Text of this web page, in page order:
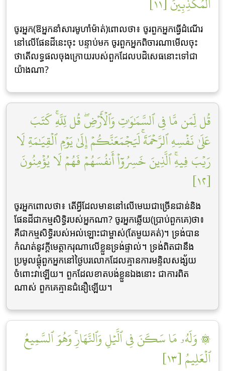
ចូរអ្នក(ឱអ្នកនាំសារមូហាំម៉ាត់)ពោលថា៖ ចូរពួកអ្នកធ្វើដំណើរ
នៅលើផែនដីនេះចុះ បន្ទាប់មក ចូរពួកអ្នកពិចារណាមើលចុះ
ថាតើលទ្ធផលចុងក្រោយរបស់ពួកដែលបដិសេធនោះទៅជា
យ៉ាងណា?
قُل لِّمَن مَّا فِي ٱلسَّمَٰوَٰتِ وَٱلۡأَرۡضِۖ قُل لِّلَّهِۚ كَتَبَ
عَلَىٰ نَفۡسِهِ ٱلرَّحۡمَةَۚ لَيَجۡمَعَنَّكُمۡ إِلَىٰ يَوۡمِ ٱلۡقِيَٰمَةِ لَا
رَيۡبَ فِيهِۚ ٱلَّذِينَ خَسِرُوٓاْ أَنفُسَهُمۡ فَهُمۡ لَا يُؤۡمِنُونَ
[١٢]
ចូរអ្នកពោលថា៖ តើអ្វីដែលមាននៅលើមេឃជាច្រើនជាន់និង
ផែនដីជាកម្មសិទ្ធិរបស់អ្នកណា? ចូរអ្នកឆ្លើយ(ប្រាប់ពួកគេ)ថា៖
គឺជាកម្មសិទ្ធិរបស់អល់ឡោះជាម្ចាស់(តែមួយគត់)។ ទ្រង់បាន
កំណត់នូវក្ដីមេត្ដាករុណាលើខ្លួនទ្រង់ផ្ទាល់។ ទ្រង់ពិតជានឹង
ប្រមូលផ្ដុំពួកអ្នកនៅថ្ងៃបរលោកដែលគ្មានការមន្ទិលសង្ស័យ
ចំពោះវាឡើយ។ ពួកដែលខាតបង់ខ្លួនឯងនោះ ជាការពិត
ណាស់ ពួកគេគ្មានជំនឿឡើយ។
۞ وَلَهُۥ مَا سَكَنَ فِي ٱلَّيۡلِ وَٱلنَّهَارِۚ وَهُوَ ٱلسَّمِيعُ
ٱلۡعَلِيمُ [١٣]